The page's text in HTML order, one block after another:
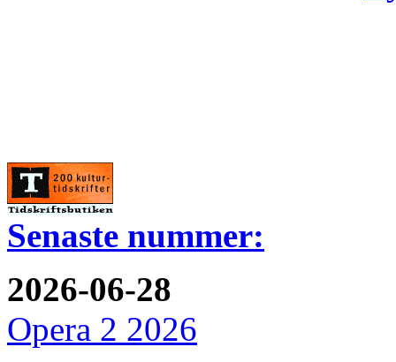
Senaste nummer:
2026-06-28
Opera 2 2026